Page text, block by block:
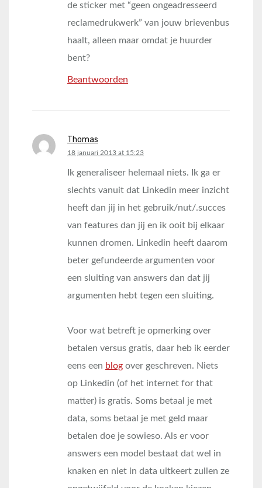
de sticker met “geen ongeadresseerd
reclamedrukwerk” van jouw brievenbus
haalt, alleen maar omdat je huurder
bent?
Beantwoorden
Thomas
says:
18 januari 2013 at 15:23
Ik generaliseer helemaal niets. Ik ga er
slechts vanuit dat Linkedin meer inzicht
heeft dan jij in het gebruik/nut/.succes
van features dan jij en ik ooit bij elkaar
kunnen dromen. Linkedin heeft daarom
beter gefundeerde argumenten voor
een sluiting van answers dan dat jij
argumenten hebt tegen een sluiting.
Voor wat betreft je opmerking over
betalen versus gratis, daar heb ik eerder
eens een blog over geschreven. Niets
op Linkedin (of het internet for that
matter) is gratis. Soms betaal je met
data, soms betaal je met geld maar
betalen doe je sowieso. Als er voor
answers een model bestaat dat wel in
knaken en niet in data uitkeert zullen ze